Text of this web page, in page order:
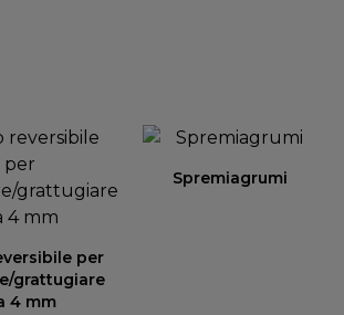
per
grattugiare
4 mm
Spremiagrumi